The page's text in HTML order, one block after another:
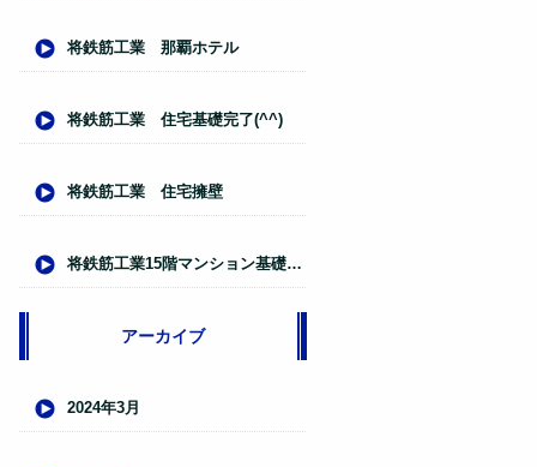
将鉄筋工業 那覇ホテル
将鉄筋工業 住宅基礎完了(^^)
将鉄筋工業 住宅擁壁
将鉄筋工業15階マンション基礎入れ
アーカイブ
2024年3月